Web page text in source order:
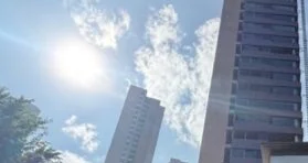
pone bajo la lupa a nuevo proveedor vinculado al
[ 6 de agosto de 2026 ] Cali se alista para la
De La Espriella en la Arena USC LO ÚLTIMO